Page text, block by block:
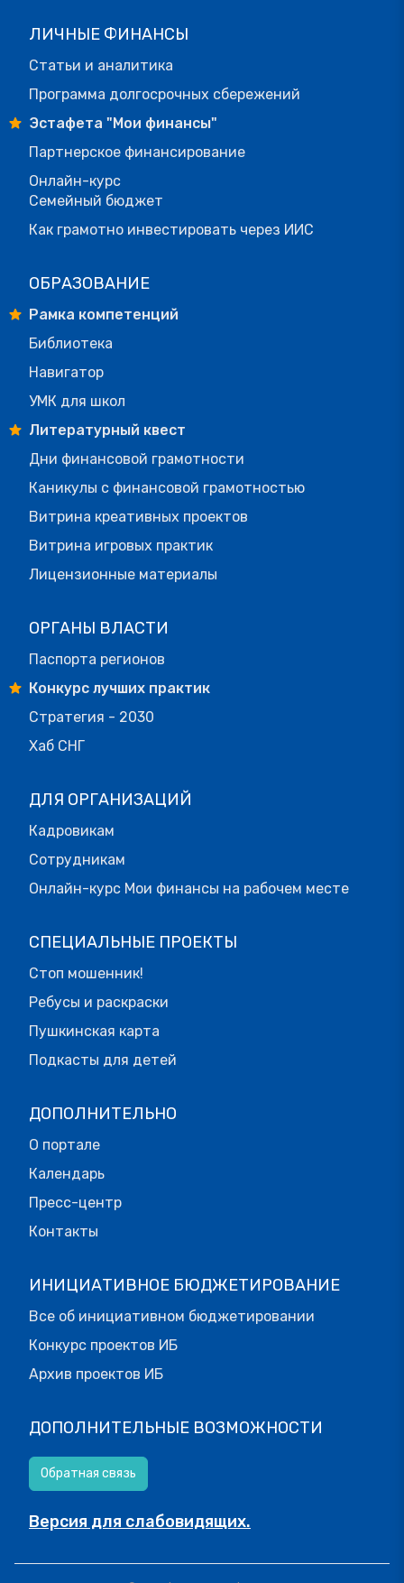
ЛИЧНЫЕ ФИНАНСЫ
Статьи и аналитика
Программа долгосрочных сбережений
Эстафета "Мои финансы"
Партнерское финансирование
Онлайн-курс
Семейный бюджет
Как грамотно инвестировать через ИИС
ОБРАЗОВАНИЕ
Рамка компетенций
Библиотека
Навигатор
УМК для школ
Литературный квест
Дни финансовой грамотности
Каникулы с финансовой грамотностью
Витрина креативных проектов
Витрина игровых практик
Лицензионные материалы
ОРГАНЫ ВЛАСТИ
Паспорта регионов
Конкурс лучших практик
Стратегия - 2030
Хаб СНГ
ДЛЯ ОРГАНИЗАЦИЙ
Кадровикам
Сотрудникам
Онлайн-курс Мои финансы на рабочем месте
СПЕЦИАЛЬНЫЕ ПРОЕКТЫ
Стоп мошенник!
Ребусы и раскраски
Пушкинская карта
Подкасты для детей
ДОПОЛНИТЕЛЬНО
О портале
Календарь
Пресс-центр
Контакты
ИНИЦИАТИВНОЕ БЮДЖЕТИРОВАНИЕ
Все об инициативном бюджетировании
Конкурс проектов ИБ
Архив проектов ИБ
ДОПОЛНИТЕЛЬНЫЕ ВОЗМОЖНОСТИ
Обратная связь
Версия для слабовидящих.